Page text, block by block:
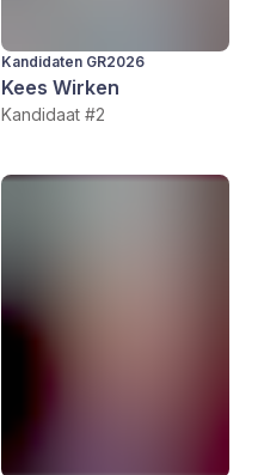
Kandidaten GR2026
Kees Wirken
Kandidaat #2